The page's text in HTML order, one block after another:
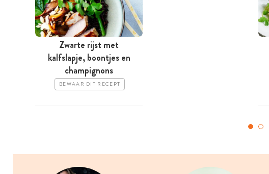
Zwarte rijst met
kalfslapje, boontjes en
champignons
BEWAAR DIT RECEPT